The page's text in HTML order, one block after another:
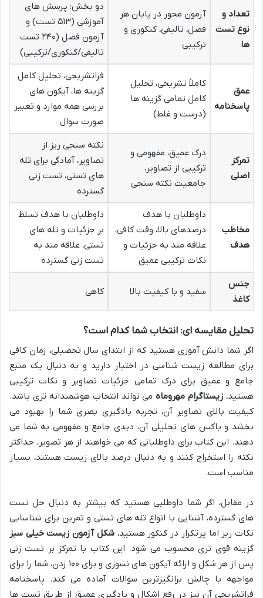
تعداد و
نوع تست
ها
آزمون محور در پایان هر
فصل، تالیفی، کنکوری و
ترکیبی
دو بخش: پرسش های
آموزشی (۵۱۳ تست) و
آزمون فصل (۲۴۰ تست
تالیفی/کنکوری/ترکیبی)
عمق
پاسخنامه
کاملاً تشریحی، تحلیل
کامل تمامی گزینه ها
(درست و غلط)
فراتشریحی، تحلیل کامل
گزینه ها، آیکون های
بررسی همه موارد و تعبیر
صورت سوال
تمرکز
اصلی
درک عمیق، مفهومی و
ترکیبی از تصاویر،
جامعیت نکته سنجی
نکته سنجی ریز از
تصاویر، آمادگی برای تله
های تستی، تست زنی
گسترده
مخاطب
هدف
داوطلبان با هدف
درصدهای بالا، وقت کافی،
علاقه مند به جزئیات و
نکات ترکیبی عمیق
داوطلبان با هدف تسلط
بر جزئیات و تله های
تستی، علاقه مند به
تست زنی گسترده
جنس
کاغذ
سفید و با کیفیت بالا کاهی
تحلیل مقایسه ای: انتخاب شما کدام است؟
اگر شما دانش آموزی هستید که از ابتدای سال تحصیلی، زمان کافی
برای مطالعه زیست شناسی در اختیار دارید و به دنبال یک منبع
جامع و عمیق برای درک تمامی جزئیات تصاویر و نکات ترکیبی
هستید، زیستاگرام مهروماهمی تواند انتخاب هوشمندانه تری باشد.
کیفیت بالای تصاویر آن، تجربه یادگیری بصری شما را بهبود می
بخشد و باکس های تحلیلی آن، دیدی جامع و مفهومی به شما می
دهند. این کتاب برای داوطلبانی که می خواهند از هر تصویر، حداکثر
نکته را استخراج کنند و به دنبال درصد بالای زیست هستند، بسیار
مناسب است.
در مقابل، اگر شما داوطلبی هستید که بیشتر به دنبال حل تست
های گسترده، آشنایی با انواع تله های تستی و تمرین برای شناسایی
نکات ریز اما پرتکرار در کنکور هستید،شکل آزمون زیست خیلی سبز
گزینه قوی تری محسوب می شود. این کتاب با تمرکز بر تست زنی
پس از هر شکل و ارائه آیکون های نسوزی و برای ۱۰۰ زدن، شما را برای
مواجهه با چالش برانگیزترین سوالات آماده می کند. پاسخنامه
فراتشریحی آن نیز در رفع اشکال و یادگیری عمیق از طریق تست ها